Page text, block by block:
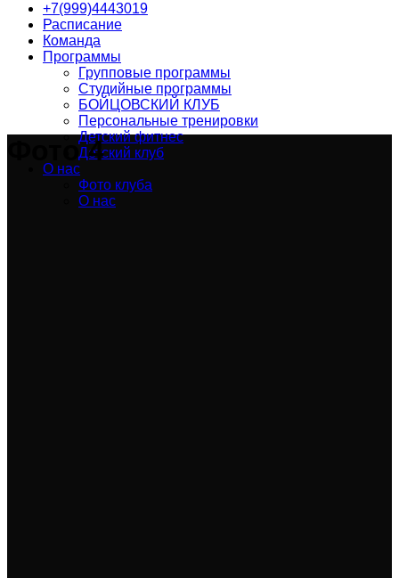
+7(999)4443019
Расписание
Команда
Программы
Групповые программы
Студийные программы
БОЙЦОВСКИЙ КЛУБ
Персональные тренировки
Детский фитнес
Детский клуб
О нас
Фото клуба
О нас
Фото 4